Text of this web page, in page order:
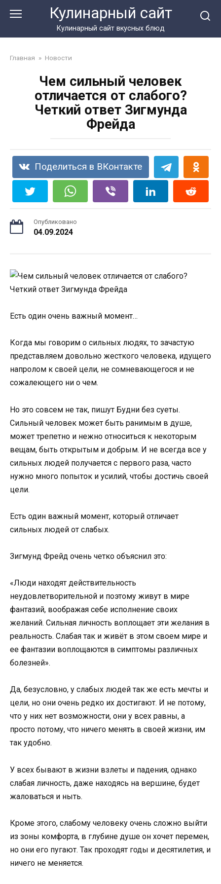
Кулинарный сайт
Кулинарный сайт вкусных блюд
Главная » Новости
Чем сильный человек
отличается от слабого?
Четкий ответ Зигмунда
Фрейда
Поделиться в ВКонтакте
Опубликовано
04.09.2024
Есть один очень важный момент…
Когда мы говорим о сильных людях, то зачастую
представляем довольно жесткого человека, идущего
напролом к своей цели, не сомневающегося и не
сожалеющего ни о чем.
Но это совсем не так, пишут Будни без суеты.
Сильный человек может быть ранимым в душе,
может трепетно и нежно относиться к некоторым
вещам, быть открытым и добрым. И не всегда все у
сильных людей получается с первого раза, часто
нужно много попыток и усилий, чтобы достичь своей
цели.
Есть один важный момент, который отличает
сильных людей от слабых.
Зигмунд Фрейд очень четко объяснил это:
«Люди находят действительность
неудовлетворительной и поэтому живут в мире
фантазий, воображая себе исполнение своих
желаний. Сильная личность воплощает эти желания в
реальность. Слабая так и живёт в этом своем мире и
ее фантазии воплощаются в симптомы различных
болезней».
Да, безусловно, у слабых людей так же есть мечты и
цели, но они очень редко их достигают. И не потому,
что у них нет возможности, они у всех равны, а
просто потому, что ничего менять в своей жизни, им
так удобно.
У всех бывают в жизни взлеты и падения, однако
слабая личность, даже находясь на вершине, будет
жаловаться и ныть.
Кроме этого, слабому человеку очень сложно выйти
из зоны комфорта, в глубине душе он хочет перемен,
но они его пугают. Так проходят годы и десятилетия, и
ничего не меняется.